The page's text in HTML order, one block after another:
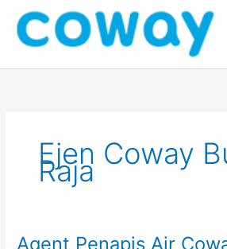
content
Ejen Coway
Raja
Agent Penapis Air
Agent